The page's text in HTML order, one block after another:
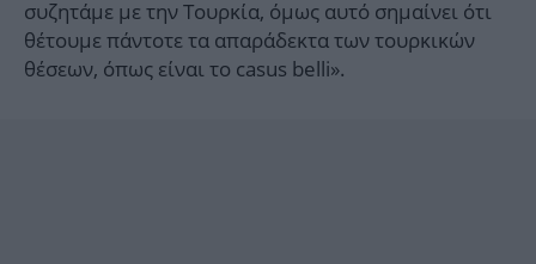
συζητάμε με την Τουρκία, όμως αυτό σημαίνει ότι
θέτουμε πάντοτε τα απαράδεκτα των τουρκικών
θέσεων, όπως είναι το casus belli».